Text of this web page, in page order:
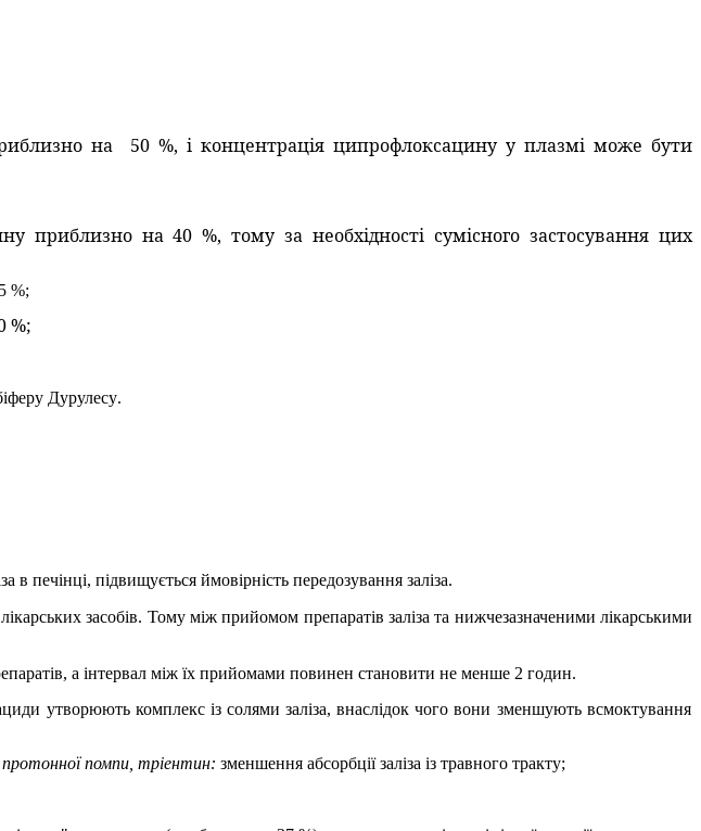
на 50 %, і концентрація ципрофлоксацину у плазмі може бути
приблизно на 40 %, тому за необхідності сумісного застосування цих
%;
%;
Дурулесу.
в печінці, підвищується ймовірність передозування заліза.
засобів. Тому між прийомом препаратів заліза та нижчезазначеними лікарськими
а інтервал між їх прийомами повинен становити не менше 2 годин.
утворюють комплекс із солями заліза, внаслідок чого вони зменшують всмоктування
протонної помпи, тріентин: зменшення абсорбції заліза із травного тракту;